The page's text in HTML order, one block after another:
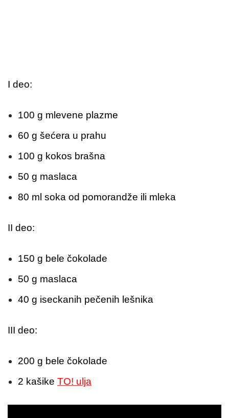
I deo:
100 g mlevene plazme
60 g šećera u prahu
100 g kokos brašna
50 g maslaca
80 ml soka od pomorandže ili mleka
II deo:
150 g bele čokolade
50 g maslaca
40 g iseckanih pečenih lešnika
III deo:
200 g bele čokolade
2 kašike TO! ulja